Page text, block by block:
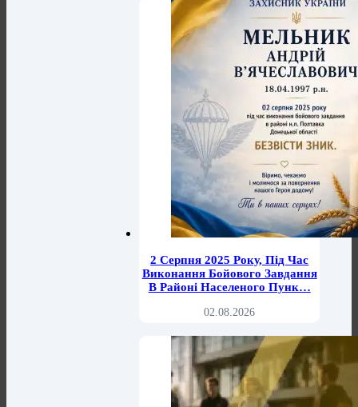
2 Серпня 2025 Року, Під Час
Виконання Бойового Завдання
В Районі Населеного Пунк…
02.08.2026